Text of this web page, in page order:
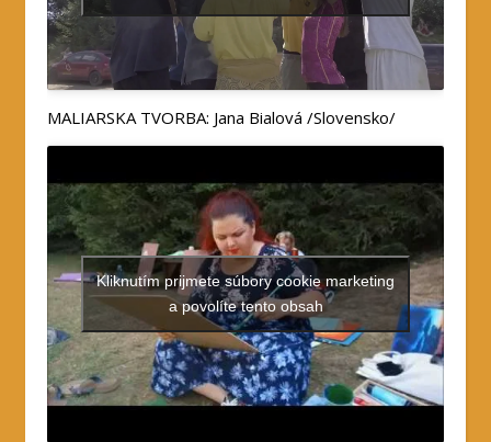
MALIARSKA TVORBA: Jana Bialová /Slovensko/
Kliknutím prijmete súbory cookie marketing
a povolíte tento obsah